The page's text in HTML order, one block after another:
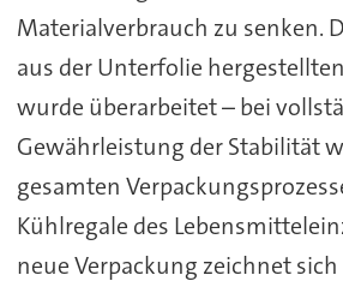
Materialverbrauch zu senken.
aus der Unterfolie
wurde überarbeitet – bei
Gewährleistung der Stabilität
gesamten
Kühlregale des
neue Verpackung zeichnet